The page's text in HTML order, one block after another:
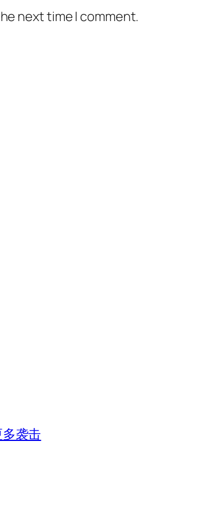
next time I comment.
袭击